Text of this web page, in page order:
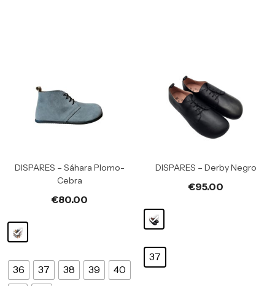
DISPARES – Sáhara Plomo-
Cebra
€80.00
36 37 38 39
40
DISPARES – Derby Negro
€95.00
37